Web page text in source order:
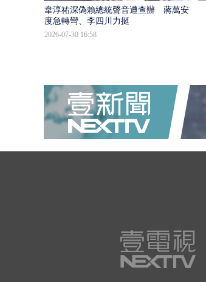
韋淳祐深偽賴總統聲音遭查辦 蔣萬安態
度急轉彎、李四川力挺
2026-07-30 16:58